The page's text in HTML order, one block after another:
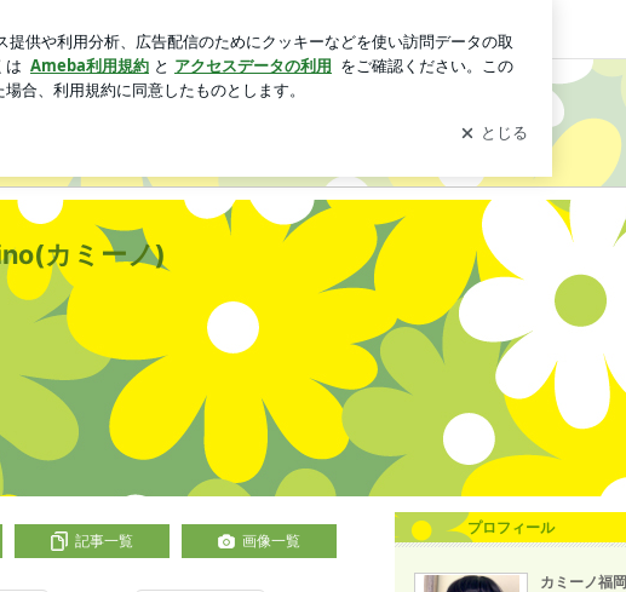
ログイン
カミーノ)
記事一覧 画像一覧
プロフィール
カミーノ福岡